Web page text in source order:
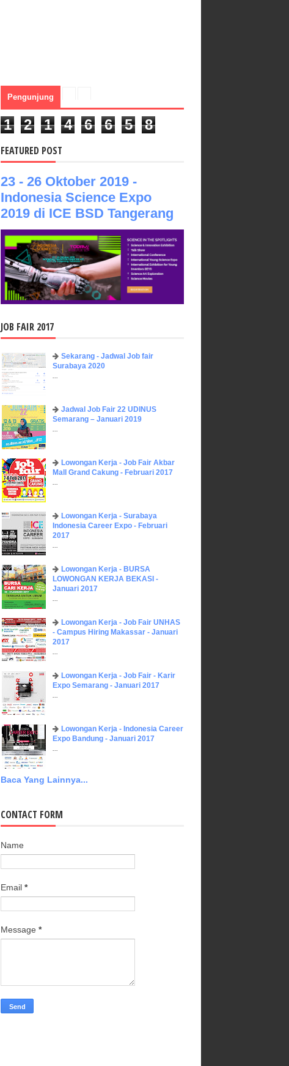
Pengunjung
1 2 1 4 6 6 5 8
FEATURED POST
23 - 26 Oktober 2019 -
Indonesia Science Expo
2019 di ICE BSD Tangerang
JOB FAIR 2017
Sekarang - Jadwal Job fair
Surabaya 2020
...
Jadwal Job Fair 22 UDINUS
Semarang – Januari 2019
...
Lowongan Kerja - Job Fair ​Akbar ​
Mall Grand Cakung - Februari 2017
...
Lowongan Kerja - Surabaya
Indonesia Career Expo - Februari
2017
...
Lowongan Kerja - BURSA
LOWONGAN KERJA BEKASI -
Januari 2017
...
Lowongan Kerja - Job Fair UNHAS
- Campus Hiring Makassar - Januari
2017
...
Lowongan Kerja - Job Fair - Karir
Expo Semarang - Januari 2017
...
Lowongan Kerja - Indonesia Career
Expo Bandung - Januari 2017
...
Baca Yang Lainnya...
CONTACT FORM
Name
Email *
Message *